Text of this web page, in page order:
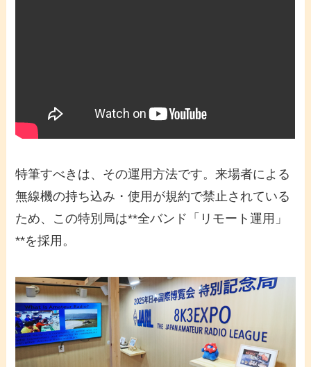
特筆すべきは、その運用方法です。来場者による
無線機の持ち込み・使用が規約で禁止されている
ため、この特別局は**全バンド「リモート運用」
**を採用。